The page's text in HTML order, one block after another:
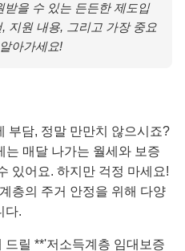
을 수 있는 든든한 제도입
지원 내용, 그리고 가장 중요
아가세요!
부담, 정말 만만치 않으시죠?
는 매달 나가는 월세와 보증
있어요. 하지만 걱정 마세요!
층의 주거 안정을 위해 다양
다.
드릴 **'저소득계층 임대보증